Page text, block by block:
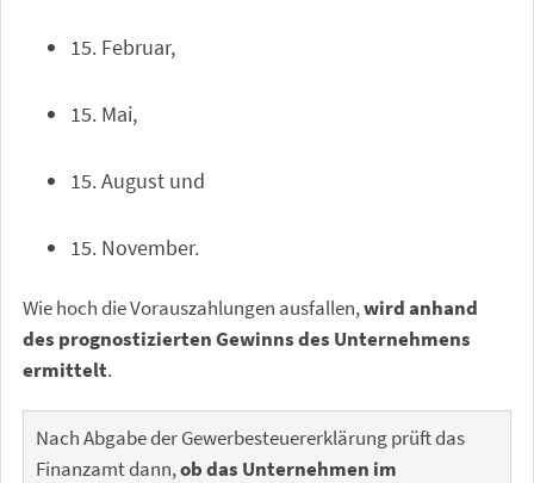
15. Februar,
15. Mai,
15. August und
15. November.
Wie hoch die Vorauszahlungen ausfallen,wird anhand
des prognostizierten Gewinns des Unternehmens
ermittelt.
Nach Abgabe der Gewerbesteuererklärung prüft das
Finanzamt dann,ob das Unternehmen im